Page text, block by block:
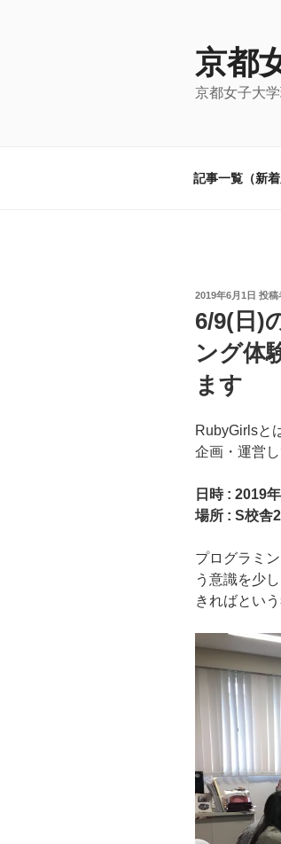
京都
京都女子大
記事一覧（新着
投
日:
2019年6月1日 投稿
6/9(日)
ング体
ます
RubyGirlsと
企画・運営
日時 : 2019
場所 : S校舎
プログラミ
う意識を少
きればとい